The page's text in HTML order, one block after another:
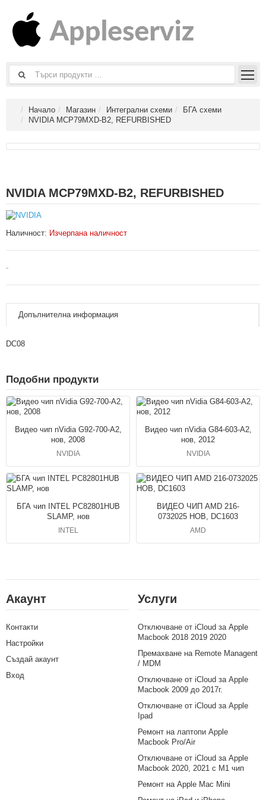
Начало Магазин Интегрални схеми
БГА схеми
NVIDIA MCP79MXD-B2, REFURBISHED
NVIDIA MCP79MXD-B2, REFURBISHED
Наличност: Изчерпана наличност
-
Допълнителна информация
DC08
Подобни продукти
Видео чип nVidia G92-700-A2,
нов, 2008
NVIDIA
Видео чип nVidia G84-603-A2,
нов, 2012
NVIDIA
БГА чип INTEL PC82801HUB
SLAMP, нов
INTEL
ВИДЕО ЧИП AMD 216-
0732025 НОВ, DC1603
AMD
Акаунт
Контакти
Настройки
Създай акаунт
Вход
Услуги
Отключване от iCloud за Apple
Macbook 2018 2019 2020
Премахване на Remote Managent
/ MDM
Отключване от iCloud за Apple
Macbook 2009 до 2017г.
Отключване от iCloud за Apple
Ipad
Ремонт на лаптопи Apple
Macbook Pro/Air
Отключване от iCloud за Apple
Macbook 2020, 2021 с M1 чип
Ремонт на Apple Mac Mini